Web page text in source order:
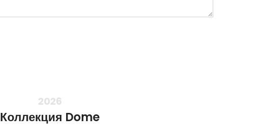
2026
Коллекция Dome